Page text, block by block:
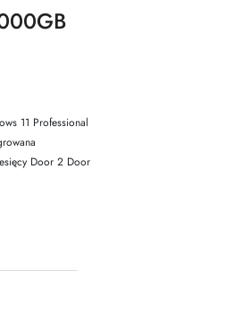
11 Professional
Door 2 Door